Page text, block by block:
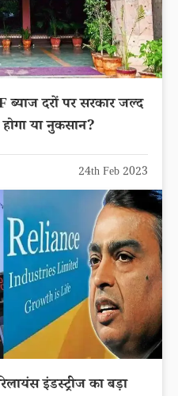
दरों पर सरकार जल्द
या नुकसान?
24th Feb 2023
इंडस्ट्रीज का बड़ा